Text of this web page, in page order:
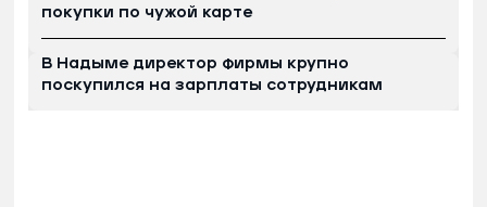
покупки по чужой карте
В Надыме директор фирмы крупно
поскупился на зарплаты сотрудникам